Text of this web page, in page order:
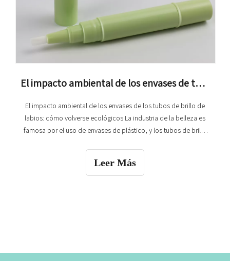
El impacto ambiental de los envases de tubo de brillo de labios: cómo volverse ecológico
El impacto ambiental de los envases de los tubos de brillo de
labios: cómo volverse ecológicos La industria de la belleza es
famosa por el uso de envases de plástico, y los tubos de brillo
envases, y la mayoría acaba en vertederos
Leer Más